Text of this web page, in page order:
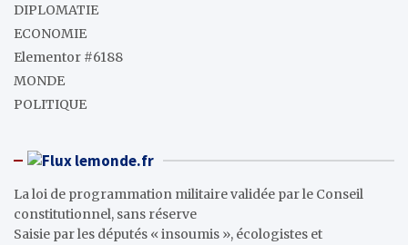
DIPLOMATIE
ECONOMIE
Elementor #6188
MONDE
POLITIQUE
lemonde.fr
La loi de programmation militaire validée par le Conseil
constitutionnel, sans réserve
Saisie par les députés « insoumis », écologistes et